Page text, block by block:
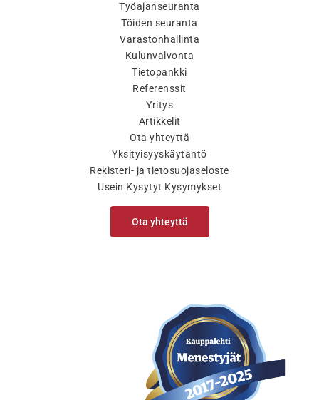
Työajanseuranta
Töiden seuranta
Varastonhallinta
Kulunvalvonta
Tietopankki
Referenssit
Yritys
Artikkelit
Ota yhteyttä
Yksityisyyskäytäntö
Rekisteri- ja tietosuojaseloste
Usein Kysytyt Kysymykset
Ota yhteyttä